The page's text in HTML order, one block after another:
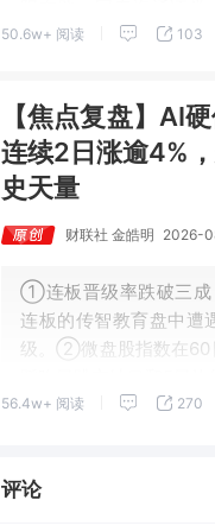
亿。
50.6w+ 阅读 103
【焦点复盘】AI
连续2日涨逾4%
史天量
财联社 金皓明 2026-
①连板晋级率跌破三成
连板的传智教育盘中遭
级。②微盘股指数在60
56.4w+ 阅读 270
评论